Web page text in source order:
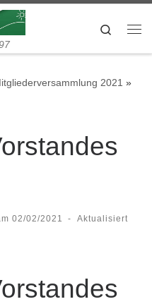
Search
2021 »
02/02/2021 -
Aktualisiert